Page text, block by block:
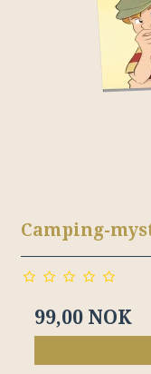
Camping-
99,00 NOK